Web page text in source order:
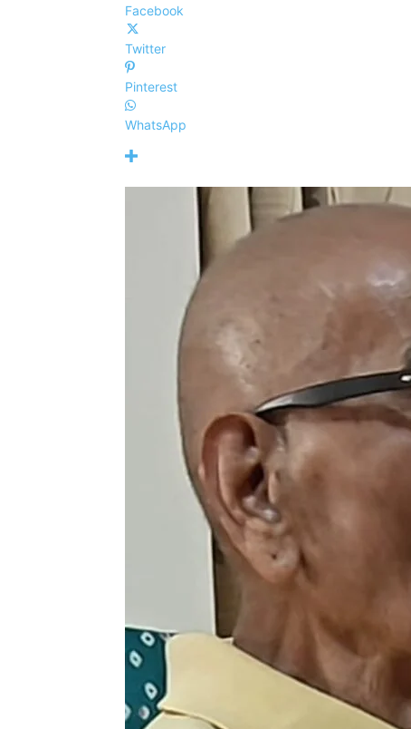
Facebook
Twitter
Pinterest
WhatsApp